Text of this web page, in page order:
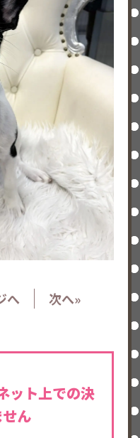
へ 次へ»
ット上での決
ん